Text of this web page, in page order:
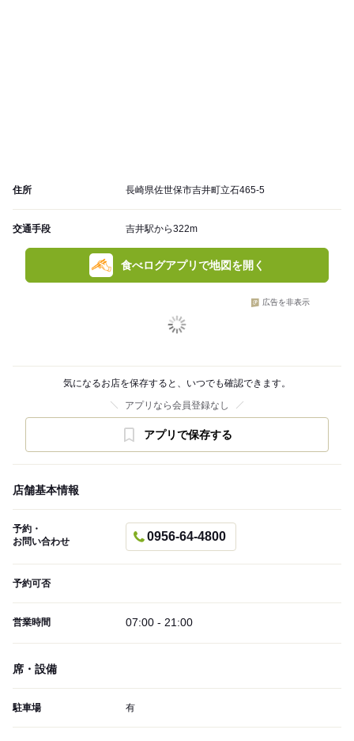
住所 長崎県佐世保市吉井町立石465-5
交通手段 吉井駅から322m
食べログアプリで地図を開く
広告を非表示
気になるお店を保存すると、いつでも確認できます。
アプリなら会員登録なし
アプリで保存する
店舗基本情報
予約・
お問い合わせ
0956-64-4800
予約可否
営業時間 07:00 - 21:00
席・設備
駐車場 有